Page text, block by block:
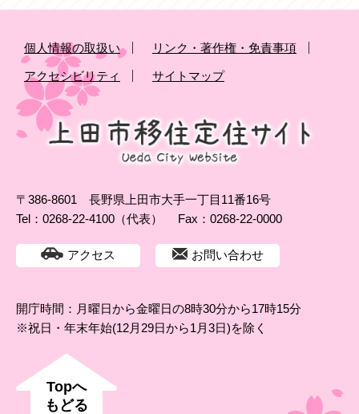
Topへ
もどる
個人情報の取扱い リンク・著作権・免責事項
アクセシビリティ サイトマップ
〒386-8601 長野県上田市大手一丁目11番16号
Tel：0268-22-4100（代表）
Fax：0268-22-0000
アクセス お問い合わせ
開庁時間：月曜日から金曜日の8時30分から17時15分
※祝日・年末年始(12月29日から1月3日)を除く